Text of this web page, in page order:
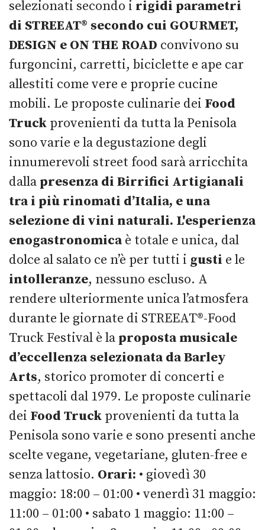
selezionati secondo i rigidi parametri
di STREEAT® secondo cui GOURMET,
DESIGN e ON THE ROAD convivono su
furgoncini, carretti, biciclette e ape car
allestiti come vere e proprie cucine
mobili. Le proposte culinarie dei Food
Truck provenienti da tutta la Penisola
sono varie e la degustazione degli
innumerevoli street food sarà arricchita
dalla presenza di Birrifici Artigianali
tra i più rinomati d’Italia, e una
selezione di vini naturali. L'esperienza
enogastronomicaè totale e unica, dal
dolce al salato ce n’è per tutti i gusti e le
intolleranze, nessuno escluso. A
rendere ulteriormente unica l’atmosfera
durante le giornate di STREEAT®-Food
Truck Festival è la proposta musicale
d’eccellenza selezionata da Barley
Arts, storico promoter di concerti e
spettacoli dal 1979. Le proposte culinarie
dei Food Truck provenienti da tutta la
Penisola sono varie e sono presenti anche
scelte vegane, vegetariane, gluten-free e
senza lattosio. Orari: • giovedì 30
maggio: 18:00 – 01:00 • venerdì 31 maggio:
11:00 – 01:00 • sabato 1 maggio: 11:00 –